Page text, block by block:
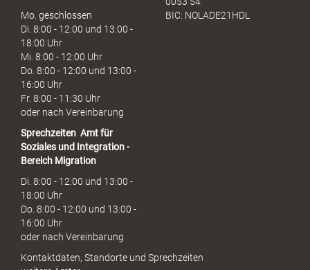
Mo. geschlossen
Di. 8:00 - 12:00 und 13:00 -
18:00 Uhr
Mi. 8:00 - 12:00 Uhr
Do. 8:00 - 12:00 und 13:00 -
16:00 Uhr
Fr. 8:00 - 11:30 Uhr
oder nach Vereinbarung
Sprechzeiten Amt für
Soziales und Integration -
Bereich Migration
Di. 8:00 - 12:00 und 13:00 -
18:00 Uhr
Do. 8:00 - 12:00 und 13:00 -
16:00 Uhr
oder nach Vereinbarung
BIC: NOLADE21HDL
Kontaktdaten, Standorte und Sprechzeiten